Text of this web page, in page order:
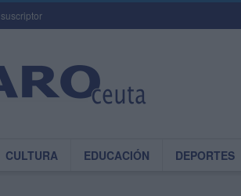
CULTURA EDUCACIÓN DEPORTES